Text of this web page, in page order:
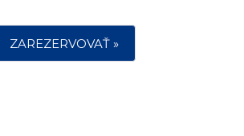
ZAREZERVOVAŤ »